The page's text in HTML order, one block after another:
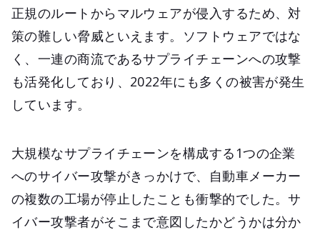
正規のルートからマルウェアが侵入するため、対
策の難しい脅威といえます。ソフトウェアではな
く、一連の商流であるサプライチェーンへの攻撃
も活発化しており、2022年にも多くの被害が発生
しています。
大規模なサプライチェーンを構成する1つの企業
へのサイバー攻撃がきっかけで、自動車メーカー
の複数の工場が停止したことも衝撃的でした。サ
イバー攻撃者がそこまで意図したかどうかは分か